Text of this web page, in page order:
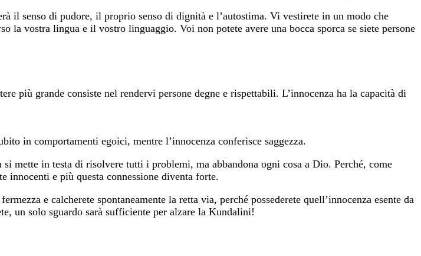
il senso di pudore, il proprio senso di dignità e l’autostima. Vi vestirete in un modo che
vostra lingua e il vostro linguaggio. Voi non potete avere una bocca sporca se siete persone
più grande consiste nel rendervi persone degne e rispettabili. L’innocenza ha la capacità di
in comportamenti egoici, mentre l’innocenza conferisce saggezza.
mette in testa di risolvere tutti i problemi, ma abbandona ogni cosa a Dio. Perché, come
innocenti e più questa connessione diventa forte.
e calcherete spontaneamente la retta via, perché possederete quell’innocenza esente da
un solo sguardo sarà sufficiente per alzare la Kundalini!